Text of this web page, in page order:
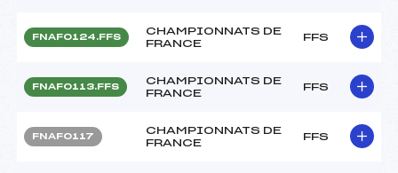
FNAF0124.FFS
CHAMPIONNATS DE
FRANCE
FFS
FNAF0113.FFS
CHAMPIONNATS DE
FRANCE
FFS
FNAF0117
CHAMPIONNATS DE
FRANCE
FFS